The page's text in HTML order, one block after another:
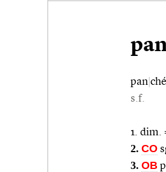
pan
s.f.
1. dim.
2. CO
3. OB